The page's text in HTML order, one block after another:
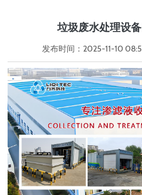
垃圾废水处理设
发布时间：2025-11-10